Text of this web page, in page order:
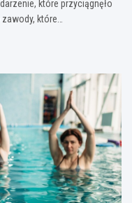
które przyciągnęło
które…